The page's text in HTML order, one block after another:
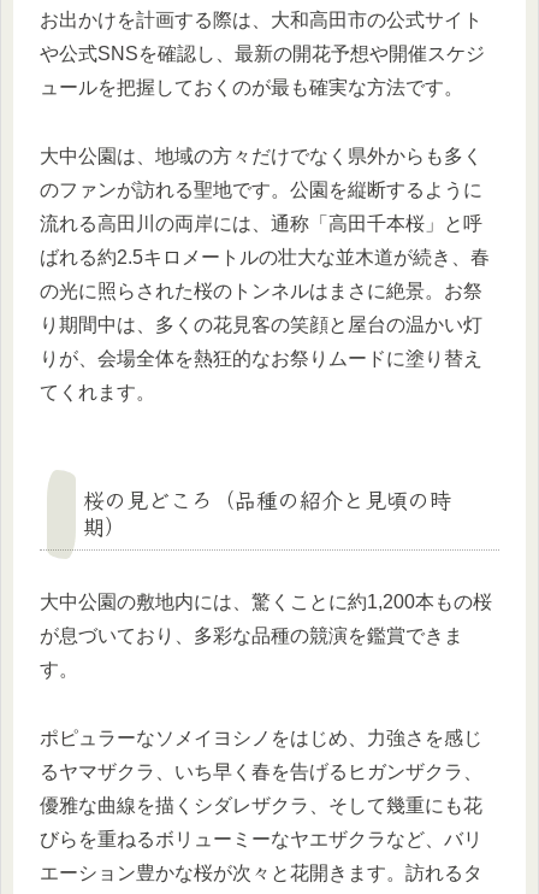
お出かけを計画する際は、大和高田市の公式サイト
や公式SNSを確認し、最新の開花予想や開催スケジ
ュールを把握しておくのが最も確実な方法です。
大中公園は、地域の方々だけでなく県外からも多く
のファンが訪れる聖地です。公園を縦断するように
流れる高田川の両岸には、通称「高田千本桜」と呼
ばれる約2.5キロメートルの壮大な並木道が続き、春
の光に照らされた桜のトンネルはまさに絶景。お祭
り期間中は、多くの花見客の笑顔と屋台の温かい灯
りが、会場全体を熱狂的なお祭りムードに塗り替え
てくれます。
桜の見どころ（品種の紹介と見頃の時
期）
大中公園の敷地内には、驚くことに約1,200本もの桜
が息づいており、多彩な品種の競演を鑑賞できま
す。
ポピュラーなソメイヨシノをはじめ、力強さを感じ
るヤマザクラ、いち早く春を告げるヒガンザクラ、
優雅な曲線を描くシダレザクラ、そして幾重にも花
びらを重ねるボリューミーなヤエザクラなど、バリ
エーション豊かな桜が次々と花開きます。訪れるタ